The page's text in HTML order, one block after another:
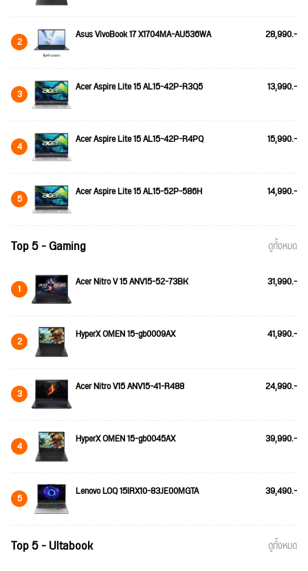
2 Asus VivoBook 17 X1704MA-AU536WA 28,990.-
3 Acer Aspire Lite 15 AL15-42P-R3Q5 13,990.-
4 Acer Aspire Lite 15 AL15-42P-R4PQ 15,990.-
5 Acer Aspire Lite 15 AL15-52P-586H 14,990.-
Top 5 - Gaming ดูทั้งหมด
1 Acer Nitro V 15 ANV15-52-73BK 31,990.-
2 HyperX OMEN 15-gb0009AX 41,990.-
3 Acer Nitro V15 ANV15-41-R488 24,990.-
4 HyperX OMEN 15-gb0045AX 39,990.-
5 Lenovo LOQ 15IRX10-83JE00MGTA 39,490.-
Top 5 - Ultabook ดูทั้งหมด